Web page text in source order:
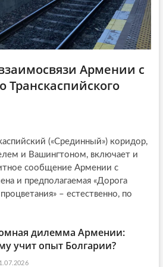
Армении с
Транскаспийского
(«Срединный») коридор,
и Вашингтоном, включает и
сообщение Армении с
и предполагаемая «Дорога
– естественно, по
дилемма Армении:
учит опыт Болгарии?